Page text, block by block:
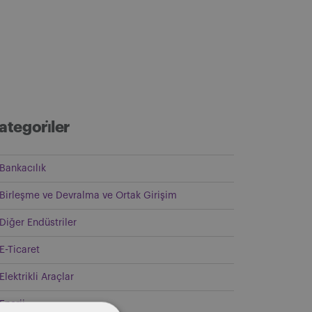
ve Devralma ve Ortak Girişim
Endüstriler
Ticaret
Araçlar